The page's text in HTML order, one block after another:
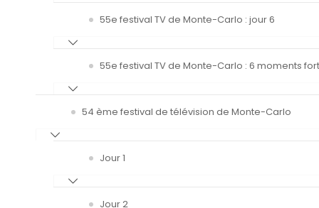
55e festival TV de Monte-Carlo : jour 6
55e festival TV de Monte-Carlo : 6 moments
54 ème festival de télévision de Monte-Carlo
Jour 1
Jour 2